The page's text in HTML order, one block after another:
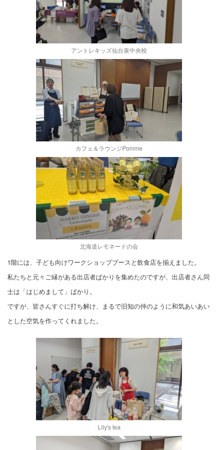
アントレキッズ仙台泉中央校
カフェ＆ラウンジPomme
北海道レモネードの会
1階には、子ども向けワークショップブースと飲食店を揃えました。
私たちと元々ご縁がある出店者ばかりを集めたのですが、出店者さん同
士は「はじめまして」ばかり。
ですが、皆さんすぐに打ち解け、まるで旧知の仲のように和気あいあい
とした空気を作ってくれました。
Lily's tea